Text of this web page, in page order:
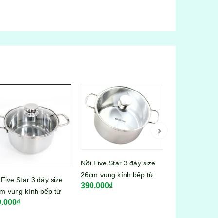
vung kính bếp từ
Thùng rác bật Flowers